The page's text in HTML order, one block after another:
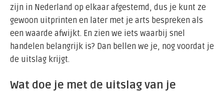
zijn in Nederland op elkaar afgestemd, dus je kunt ze
gewoon uitprinten en later met je arts bespreken als
een waarde afwijkt. En zien we iets waarbij snel
handelen belangrijk is? Dan bellen we je, nog voordat je
de uitslag krijgt.
Wat doe je met de uitslag van je